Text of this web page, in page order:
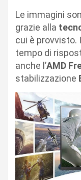
Le immagini
grazie alla
cui è provvisto.
tempo di
anche l’AMD
stabilizzazione